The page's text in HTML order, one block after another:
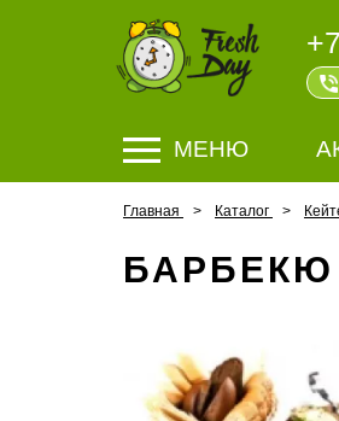
МЕНЮ
Главная Каталог